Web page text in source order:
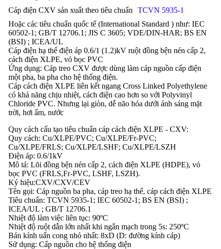
Cáp điện CXV sản xuất theo tiêu chuẩn
TCVN 5935-1
Hoặc các tiêu chuẩn quốc tế (International Standard ) như: IEC
60502-1; GB/T 12706.1; JIS C 3605; VDE/DIN-HAR; BS EN
(BSI) ; ICEA/UL
Cáp điện hạ thế điện áp 0.6/1 (1.2)kV ruột đồng bện nén cấp 2,
cách điện XLPE, vỏ bọc PVC
Ứng dụng: Cáp treo CXV được dùng làm cáp nguồn cấp điện
một pha, ba pha cho hệ thống điện.
Cáp cách điện XLPE liên kết ngang Cross Linked Polyethylene
có khả năng chịu nhiệt, cách điện cao hơn so với Polyvinyl
Chloride PVC. Nhưng lại giòn, dễ não hóa dưới ánh sáng mặt
trời, hơi ẩm, nước
Quy cách cấu tạo tiêu chuẩn cáp cách điện XLPE - CXV:
Quy cách: Cu/XLPE/PVC; Cu/XLPE/Fr-PVC;
Cu/XLPE/FRLS; Cu/XLPE/LSHF; Cu/XLPE/LSZH
Điện áp: 0.6/1kV
Mô tả: Lõi đồng bện nén cấp 2, cách điện XLPE (HDPE), vỏ
bọc PVC (FRLS,Fr-PVC, LSHF, LSZH).
Ký hiệu:CXV/CXV/CEV
Tên gọi: Cáp nguồn ba pha, cáp treo hạ thế, cáp cách điện XLPE
Tiêu chuẩn: TCVN 5935-1; IEC 60502-1; BS EN (BSI) ;
ICEA/UL ; GB/T 12706.1
Nhiệt độ làm việc liên tục: 90ºC
Nhiệt độ ruột dẫn lớn nhất khi ngắn mạch trong 5s: 250ºC
Bán kính uấn cong nhỏ nhất: 8xD (D: đường kính cáp)
Sử dụng: Cấp nguồn cho hệ thống điện